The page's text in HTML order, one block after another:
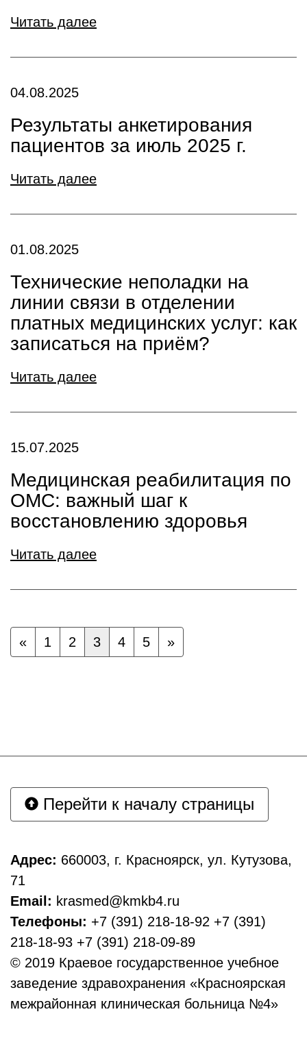
Читать далее
04.08.2025
Результаты анкетирования
пациентов за июль 2025 г.
Читать далее
01.08.2025
Технические неполадки на
линии связи в отделении
платных медицинских услуг: как
записаться на приём?
Читать далее
15.07.2025
Медицинская реабилитация по
ОМС: важный шаг к
восстановлению здоровья
Читать далее
« 1 2 3 4 5 »
Перейти к началу страницы
Адрес: 660003, г. Красноярск, ул. Кутузова,
71
Email: krasmed@kmkb4.ru
Телефоны: +7 (391) 218-18-92 +7 (391)
218-18-93 +7 (391) 218-09-89
© 2019 Краевое государственное учебное
заведение здравохранения «Красноярская
межрайонная клиническая больница №4»